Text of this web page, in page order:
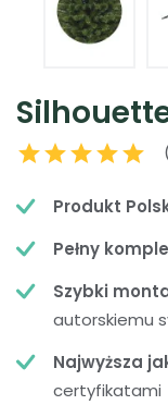
starstarstarstarstar
Produkt
Pełny
Szybki
autorskiemu
Najwyższa
certyfikatami